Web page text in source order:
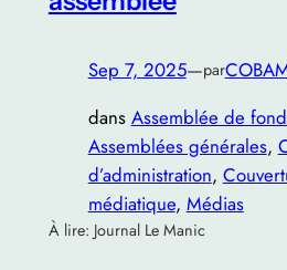
Sep 7, 2025—par
dans Assemblée de
Assemblées générales,
d’administration,
médiatique, Médias
À lire: Journal Le Manic